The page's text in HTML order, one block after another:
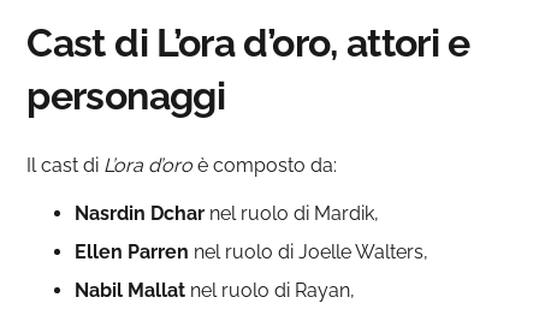
Cast di L’ora d’oro, attori e
personaggi
Il cast di L’ora d’oroè composto da:
Nasrdin Dchar nel ruolo di Mardik,
Ellen Parren nel ruolo di Joelle Walters,
Nabil Mallat nel ruolo di Rayan,